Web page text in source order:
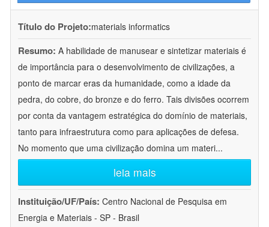
Título do Projeto:materials informatics
Resumo: A habilidade de manusear e sintetizar materiais é
de importância para o desenvolvimento de civilizações, a
ponto de marcar eras da humanidade, como a idade da
pedra, do cobre, do bronze e do ferro. Tais divisões ocorrem
por conta da vantagem estratégica do domínio de materiais,
tanto para infraestrutura como para aplicações de defesa.
No momento que uma civilização domina um materi...
leia mais
Instituição/UF/País: Centro Nacional de Pesquisa em
Energia e Materiais - SP - Brasil